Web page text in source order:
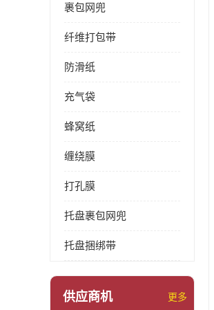
裹包网兜
纤维打包带
防滑纸
充气袋
蜂窝纸
缠绕膜
打孔膜
托盘裹包网兜
托盘捆绑带
供应商机 更多